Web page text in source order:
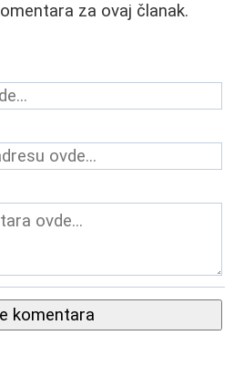
za ovaj članak.
komentara